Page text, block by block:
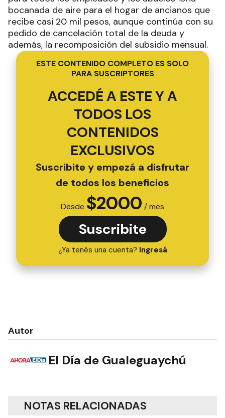
bocanada de aire para el hogar de ancianos que
recibe casi 20 mil pesos, aunque continúa con su
pedido de cancelación total de la deuda y
además, la recomposición del subsidio mensual.
ESTE CONTENIDO COMPLETO ES SOLO
PARA SUSCRIPTORES
ACCEDÉ A ESTE Y A
TODOS LOS
CONTENIDOS
EXCLUSIVOS
Suscribite y empezá a disfrutar
de todos los beneficios
Desde $2000 / mes
Suscribite
¿Ya tenés una cuenta? Ingresá
Autor
El Día de Gualeguaychú
NOTAS RELACIONADAS